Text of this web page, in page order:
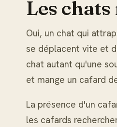
Les
Oui, un chat qui
se déplacent vite et
chat autant qu'une
et mange un cafard
La présence d'un
les cafards